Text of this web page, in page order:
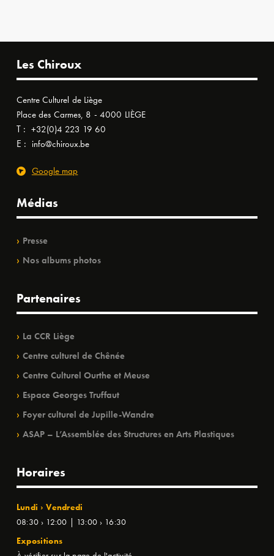
Les Chiroux
Centre Culturel de Liège
Place des Carmes, 8 - 4000 LIÈGE
T : +32(0)4 223 19 60
E : info@chiroux.be
Google map
Médias
Presse
Nos albums photos
Partenaires
La CCR Liège
Centre culturel de Chênée
Centre Culturel Ourthe et Meuse
Espace Georges Truffaut
Foyer culturel de Jupille-Wandre
ASAP – L’Assemblée des Structures en Arts Plastiques
Horaires
Lundi › Vendredi
08:30 › 12:00 | 13:00 › 16:30
Expositions